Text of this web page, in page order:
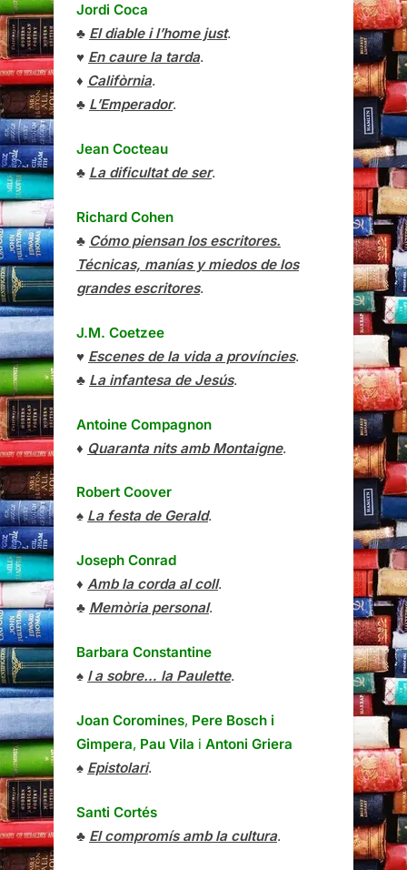
Jordi Coca
♣ El diable i l’home just.
♥ En caure la tarda.
♦ Califòrnia.
♣ L’Emperador.
Jean Cocteau
♣ La dificultat de ser.
Richard Cohen
♣ Cómo piensan los escritores.
Técnicas, manías y miedos de los
grandes escritores.
J.M. Coetzee
♥ Escenes de la vida a províncies.
♣ La infantesa de Jesús.
Antoine Compagnon
♦ Quaranta nits amb Montaigne.
Robert Coover
♠ La festa de Gerald.
Joseph Conrad
♦ Amb la corda al coll.
♣ Memòria personal.
Barbara Constantine
♠ I a sobre… la Paulette.
Joan Coromines, Pere Bosch i
Gimpera, Pau Vila i Antoni Griera
♠ Epistolari.
Santi Cortés
♣ El compromís amb la cultura.